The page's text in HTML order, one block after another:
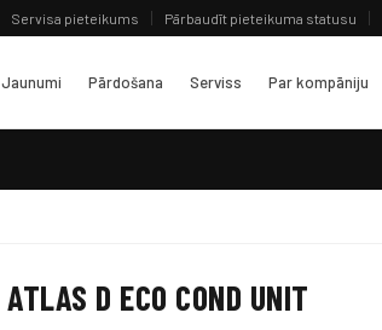
Servisa pieteikums Pārbaudīt pieteikuma statusu
Jaunumi Pārdošana Serviss Par kompāniju
ATLAS D ECO COND UNIT